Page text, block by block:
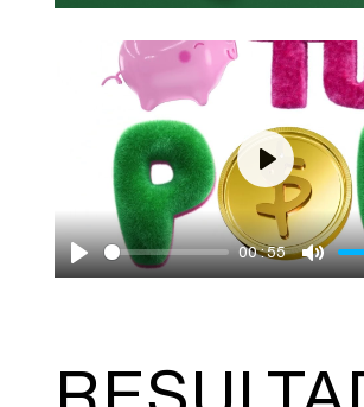
Play
00:55
Mute
Play